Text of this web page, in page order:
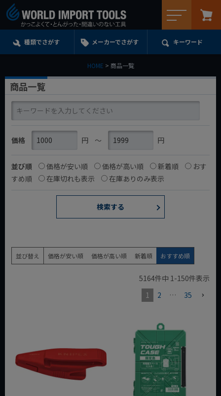
種類でさがす メーカーでさがす キーワード
HOME 商品一覧
商品一覧
価格 円 〜 円
並び順 価格が安い順 価格が高い順 新着順
おす
すめ順
在庫切れも表示 在庫ありのみ表示
検索する
並び替え 価格が安い順 価格が高い順 新着順 おすすめ順
5164件中 1-150件表示
1
2 … 35